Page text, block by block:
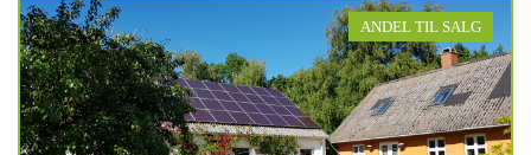
ANDEL TIL SALG